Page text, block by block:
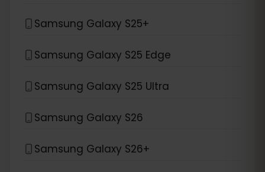
Samsung Galaxy S25+
Samsung Galaxy S25 Edge
Samsung Galaxy S25 Ultra
Samsung Galaxy S26
Samsung Galaxy S26+